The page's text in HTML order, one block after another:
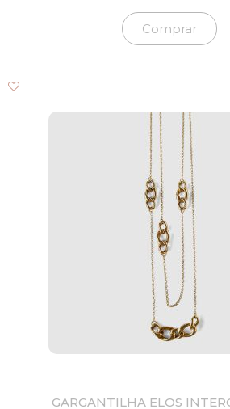
Comprar
GARGANTILHA ELOS